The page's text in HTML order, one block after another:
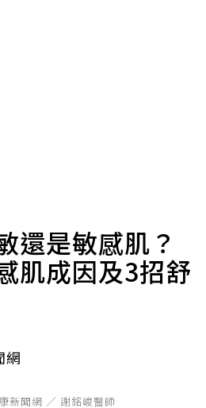
還是敏感肌？
肌成因及3招舒
網
新聞網 ／ 謝銘峻醫師